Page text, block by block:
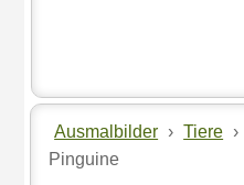
Ausmalbilder › Tiere ›
Pinguine